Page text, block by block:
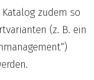
zudem so
(z. B. ein